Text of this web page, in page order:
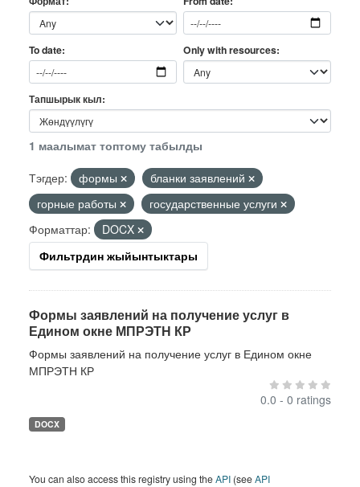
To date Only with resources
Тапшырык кыл
1 маалымат топтому табылды
Тэгдер:
формы
бланки заявлений
горные работы
государственные услуги
Форматтар:
DOCX
Фильтрдин жыйынтыктары
Формы заявлений на получение услуг в
Едином окне МПРЭТН КР
Формы заявлений на получение услуг в Едином окне
МПРЭТН КР
0.0 - 0 ratings
DOCX
You can also access this registry using theAPI (seeAPI